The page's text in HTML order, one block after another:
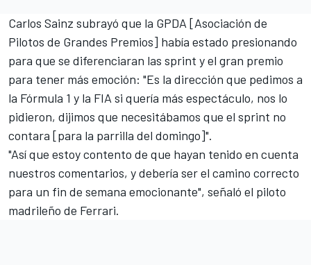
Carlos Sainz subrayó que la GPDA [Asociación de
Pilotos de Grandes Premios] había estado presionando
para que se diferenciaran las sprint y el gran premio
para tener más emoción: "Es la dirección que pedimos a
la Fórmula 1 y la FIA si quería más espectáculo, nos lo
pidieron, dijimos que necesitábamos que el sprint no
contara [para la parrilla del domingo]".
"Así que estoy contento de que hayan tenido en cuenta
nuestros comentarios, y debería ser el camino correcto
para un fin de semana emocionante", señaló el piloto
madrileño de Ferrari.